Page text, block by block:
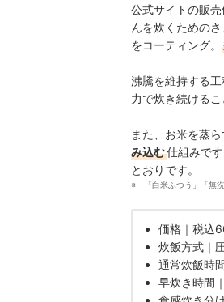
公式サイトの販
んを炊くための
をコーティング。
沸騰を維持する
力で炊き続ける
また、お米を蒸
み込む仕組みで
とおりです。
「白米ふつう」「無
価格｜税込
炊飯方式｜
通常炊飯時
早炊き時間